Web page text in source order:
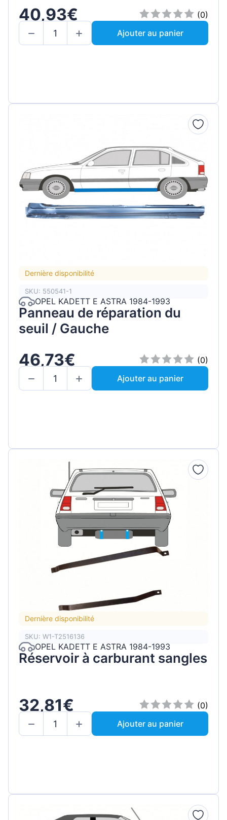
40,93€
(0)
Ajouter au panier
Dernière disponibilité
SKU: 550541-1
OPEL KADETT E ASTRA 1984-1993
Panneau de réparation du
seuil / Gauche
46,73€
(0)
Ajouter au panier
Dernière disponibilité
SKU: W1-T2516136
OPEL KADETT E ASTRA 1984-1993
Réservoir à carburant sangles
32,81€
(0)
Ajouter au panier